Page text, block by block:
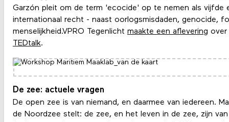
Garzón pleit om de term 'ecocide' op te nemen als vijfde
internationaal recht - naast oorlogsmisdaden, genocide,
menselijkheid.VPRO Tegenlicht maakte een aflevering over
TEDtalk.
De zee: actuele vragen
De open zee is van niemand, en daarmee van iedereen.
de Noordzee stelt: de zee, en het leven in de zee, zijn